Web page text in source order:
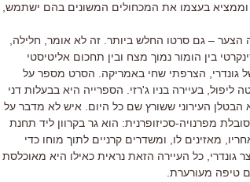
וממציא בעצמו את המכחולים המשונים בהם ישתמש,
– גם סרטו החלש ביותר. זה לא אומר, חלילה,
בין הומור נמוך מצח ובין תחכום אליטיסטי
גונדרי, הצרפתי שחי באמריקה. הסרט מספר על
ליפול, בעיירה בניו ג'רזי. הספרייה היא בבעלות דני
העירוני ששורץ שם כל היום. איש לא מדבר על
מפרנויה-סכיזופרנית: הוא גר בקרוון ליד תחנת
מאזינים לו, ומשדרים קרניים לתוך מוחו כדי
גונדרי, כל העיירה הזאת נראית כאילו היא מאוכלסת
טיפה מעורערת.